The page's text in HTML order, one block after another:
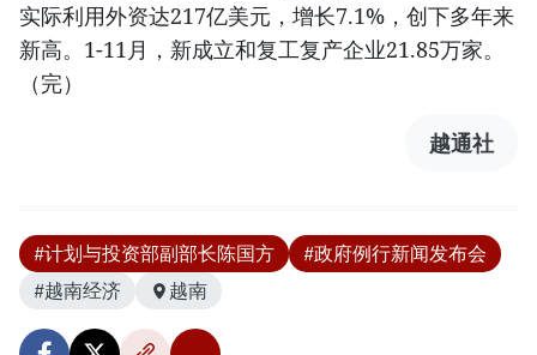
实际利用外资达217亿美元，增长7.1%，创下多年来
新高。1-11月，新成立和复工复产企业21.85万家。
（完）
越通社
#计划与投资部副部长陈国方
#政府例行新闻发布会
#越南经济
越南